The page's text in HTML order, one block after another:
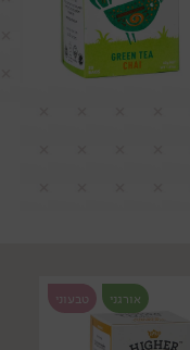
אורגני טבעוני